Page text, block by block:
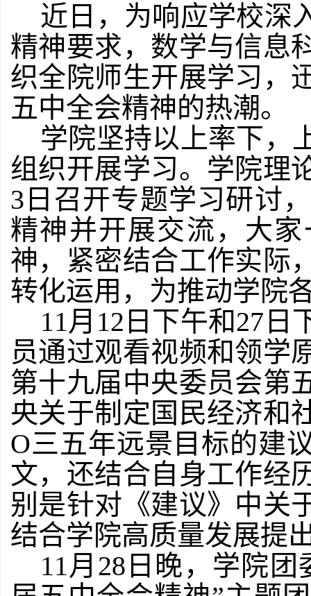
近日，为响应学校深
精神要求，数学与信息
织全院师生开展学习，
五中全会精神的热潮。
学院坚持以上率下，
组织开展学习。学院理
3日召开专题学习研讨
精神并开展交流，大
神，紧密结合工作实际
转化运用，为推动学院
11月12 日下午和27日
员通过观看视频和领学
第十九届中央委员会第
央关于制定国民经济和
O三五年远景目标的建
文，还结合自身工作经
别是针对《建议》中关
结合学院高质量发展提
11月28日晚，学院